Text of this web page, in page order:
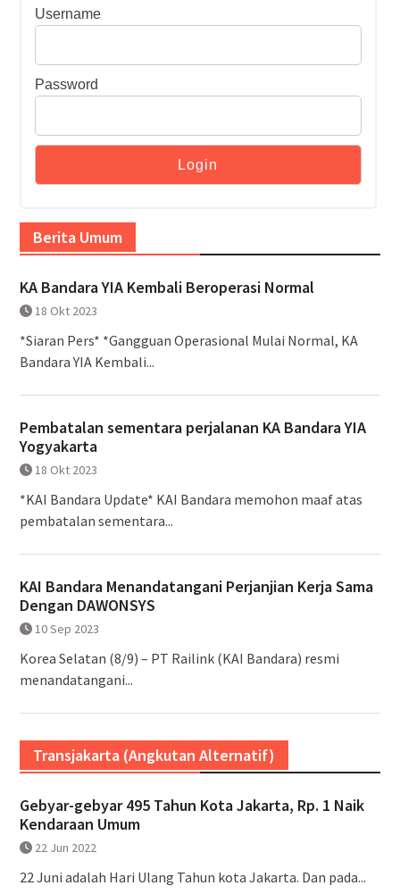
Username
Password
Berita Umum
KA Bandara YIA Kembali Beroperasi Normal
18 Okt 2023
*Siaran Pers* *Gangguan Operasional Mulai Normal, KA
Bandara YIA Kembali...
Pembatalan sementara perjalanan KA Bandara YIA
Yogyakarta
18 Okt 2023
*KAI Bandara Update* KAI Bandara memohon maaf atas
pembatalan sementara...
KAI Bandara Menandatangani Perjanjian Kerja Sama
Dengan DAWONSYS
10 Sep 2023
Korea Selatan (8/9) – PT Railink (KAI Bandara) resmi
menandatangani...
Transjakarta (Angkutan Alternatif)
Gebyar-gebyar 495 Tahun Kota Jakarta, Rp. 1 Naik
Kendaraan Umum
22 Jun 2022
22 Juni adalah Hari Ulang Tahun kota Jakarta. Dan pada...